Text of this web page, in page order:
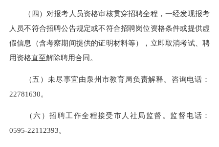
（四）对报考人员资格审核贯穿招聘全程，一经发现报考
人员不符合招聘公告规定或不符合招聘岗位资格条件或提供虚
假信息（含考察期间提供的证明材料等），立即取消考试、聘
用资格直至解除聘用合同。
（五）未尽事宜由泉州市教育局负责解释。咨询电话：
22781630。
（六）招聘工作全程接受市人社局监督。监督电话：
0595-22112393。